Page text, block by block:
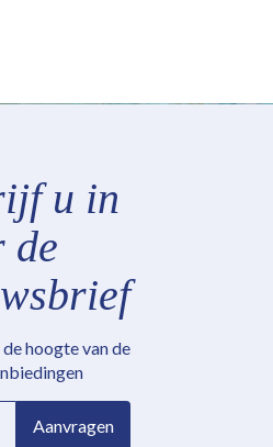
u in
de
hoogte van de
Aanvragen